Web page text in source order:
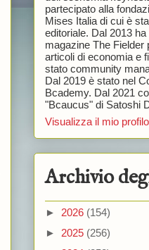
partecipato alla
Mises Italia di cui è
editoriale. Dal 2013
magazine The Fielder
articoli di economia e
stato community
Dal 2019 è stato nel
Bcademy. Dal 2021
"Bcaucus" di Satoshi
Visualizza il mio
Archivio
► 2026 (154)
► 2025 (256)